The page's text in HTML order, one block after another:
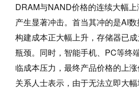
DRAM与NAND价格的连续大幅
产生显著冲击。首当其冲的是AI
构建成本正大幅上升，存储器已
瓶颈。同时，智能手机、PC等终
临成本压力，最终产品价格的上
关系人士表示，由于无法立即大